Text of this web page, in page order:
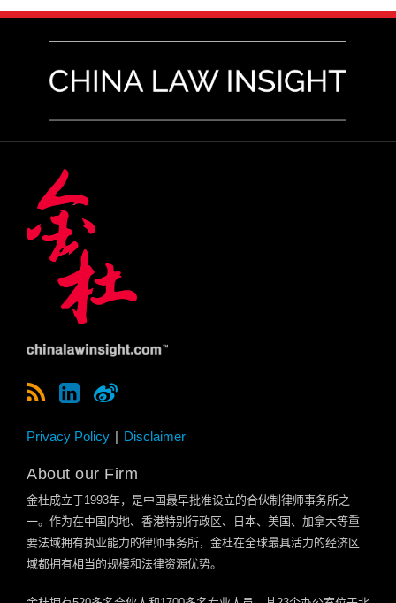
Privacy Policy Disclaimer
About our Firm
金杜成立于1993年，是中国最早批准设立的合伙制律师事务所之
一。作为在中国内地、香港特别行政区、日本、美国、加拿大等重
要法域拥有执业能力的律师事务所，金杜在全球最具活力的经济区
域都拥有相当的规模和法律资源优势。